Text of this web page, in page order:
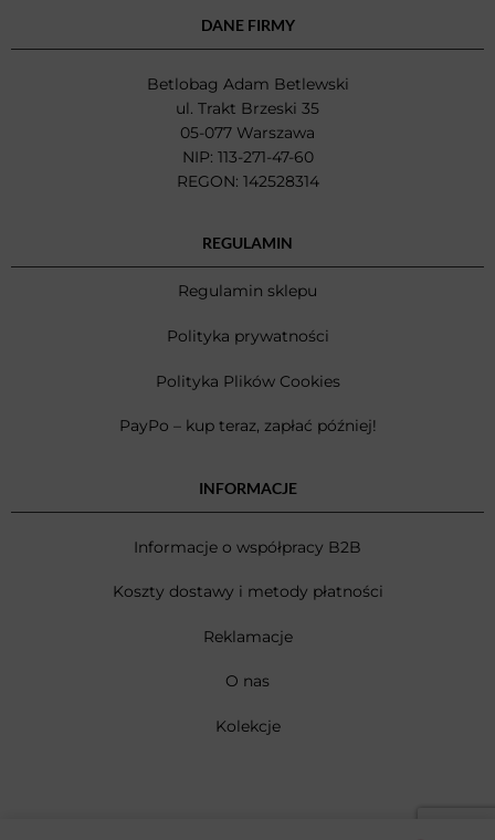
DANE FIRMY
Betlobag Adam Betlewski
ul. Trakt Brzeski 35
05-077 Warszawa
NIP: 113-271-47-60
REGON: 142528314
REGULAMIN
Regulamin sklepu
Polityka prywatności
Polityka Plików Cookies
PayPo – kup teraz, zapłać później!
INFORMACJE
Informacje o współpracy B2B
Koszty dostawy i metody płatności
Reklamacje
O nas
Kolekcje